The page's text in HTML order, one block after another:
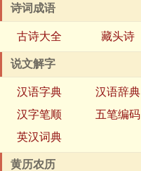
诗词成语
古诗大全 藏头诗
说文解字
汉语字典 汉语辞典
汉字笔顺
五笔编码
英汉词典
黄历农历